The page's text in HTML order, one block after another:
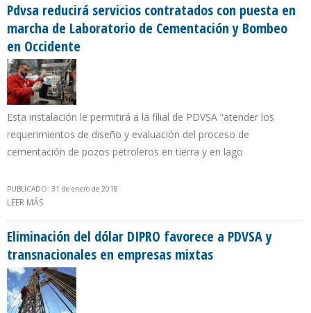
Pdvsa reducirá servicios contratados con puesta en
marcha de Laboratorio de Cementación y Bombeo
en Occidente
Esta instalación le permitirá a la filial de PDVSA “atender los
requerimientos de diseño y evaluación del proceso de
cementación de pozos petroleros en tierra y en lago
PUBLICADO: 31 de enero de 2018
LEER MÁS
OCCIDENTE
Eliminación del dólar DIPRO favorece a PDVSA y
transnacionales en empresas mixtas